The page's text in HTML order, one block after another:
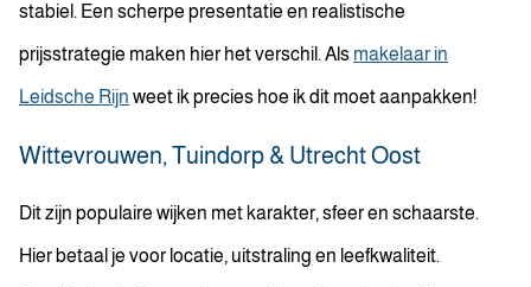
stabiel. Een scherpe presentatie en realistische
prijsstrategie maken hier het verschil. Als makelaar in
Leidsche Rijn weet ik precies hoe ik dit moet aanpakken!
Wittevrouwen, Tuindorp & Utrecht Oost
Dit zijn populaire wijken met karakter, sfeer en schaarste.
Hier betaal je voor locatie, uitstraling en leefkwaliteit.